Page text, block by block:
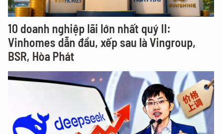
10 doanh nghiệp lãi lớn nhất quý II:
Vinhomes dẫn đầu, xếp sau là Vingroup,
BSR, Hòa Phát